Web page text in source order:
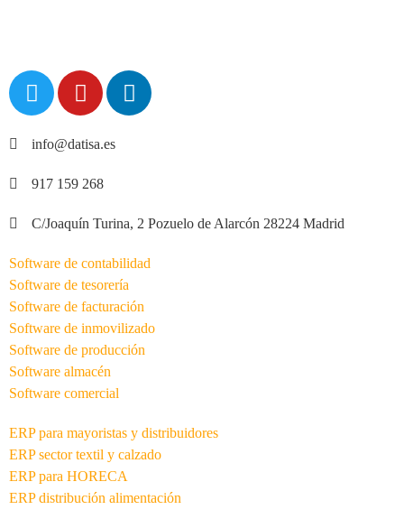
info@datisa.es
917 159 268
C/Joaquín Turina, 2 Pozuelo de Alarcón 28224 Madrid
Software de contabilidad
Software de tesorería
Software de facturación
Software de inmovilizado
Software de producción
Software almacén
Software comercial
ERP para mayoristas y distribuidores
ERP sector textil y calzado
ERP para HORECA
ERP distribución alimentación